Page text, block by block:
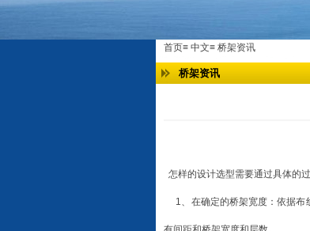
首页≡ 中文≡ 桥架资讯
桥架资讯
怎样的设计选型需要通过具体的
1、在确定的桥架宽度：依据布